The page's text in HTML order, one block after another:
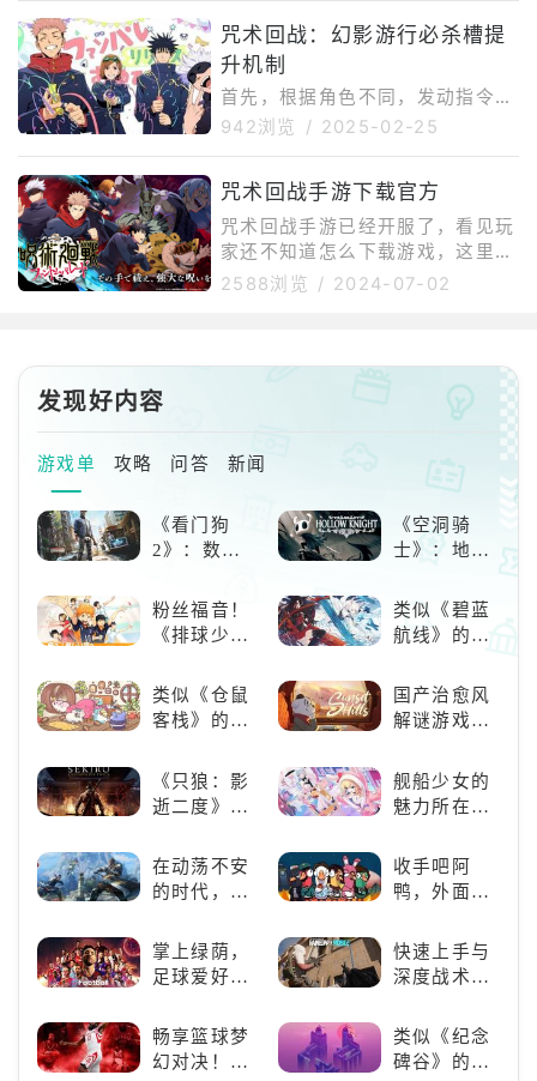
猫+钉崎野蔷薇+五条悟对单体输
出火力的「虎杖悠仁(SSR)」「釘
崎野薔薇(SSR)
法师。他正在培养下一代强大盟
友，展望魔法世界的未来。二、技
能一览【指挥技能】看它远程攻击
对选定的敌人造成275.0%的伤害
我会让你看起来很酷近战攻击对选
有趣了对自身造成的伤害增加75.
0%（3回合）【必杀】反转“Kyo”
远程攻击对敌方全体造成52
咒术回战：幻影游行必杀槽提
升机制
首先，根据角色不同，发动指令技
能提升200^~220。然后，按照提
身将敌人破防：约1.5倍。用技能
打到敌人：约1倍。我方发动连携
必杀：约1倍。我方让敌人进入破
防状态：约0.5倍。受到敌人攻
击：约0.25倍。需要注意的是，
场。另外，幻虎杖和行龙胆是可以
通过技能来让自己主动增加必杀
942浏览 / 2025-02-25
咒术回战手游下载官方
咒术回战手游已经开服了，看见玩
家还不知道怎么下载游戏，这里整
理了相关教程分享给大家：先说下
速器中的Gamestoday，搜索【咒
术回战】找到游戏并点击【下载】
按钮，游戏就会自动安装到OurPl
ay加速器中。游戏也已经上架iOS
端，不过需要日本地区的AppStor
2588浏览 / 2024-07-02
发现好内容
游戏单 攻略 问答 新闻
《看门狗
2》：数字
狂欢
《空洞骑
士》：地下
探索与极致
冒险
粉丝福音！
《排球少
HIGH!!》手
游还原经典
类似《碧蓝
航线》的养
养成你的梦
想！
类似《仓鼠
客栈》的萌
荐！快来养
赛博宠物
吧！
国产治愈风
解谜游戏
丘》
《只狼：影
逝二度》：
魄的忍者之
旅
舰船少女的
魅力所在：
线》
在动荡不安
的时代，踏
收手吧阿
鸭，外面全
掌上绿荫，
足球爱好者
况足球》
快速上手与
深度战术兼
六号M》是
否值得入
畅享篮球梦
幻对决！
类似《纪念
碑谷》的解